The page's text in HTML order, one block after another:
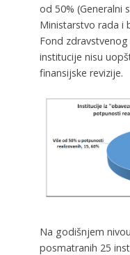
od 50% (Generalni
Ministarstvo rada i
Fond
institucije nisu
finansijske revizije.
Na godišnjem
posmatranih 25